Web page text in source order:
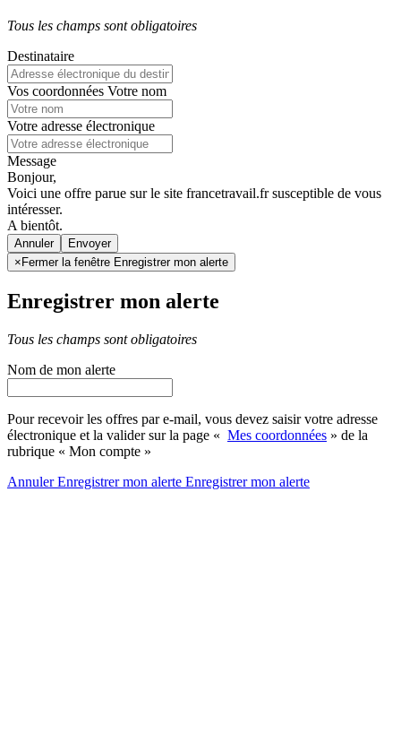
Tous les champs sont obligatoires
Destinataire
Vos coordonnées Votre nom
Votre adresse électronique
Message
Bonjour,
Voici une offre parue sur le site francetravail.fr susceptible de vous
intéresser.
A bientôt.
Annuler
× Fermer la fenêtre Enregistrer mon alerte
Enregistrer mon alerte
Tous les champs sont obligatoires
Nom de mon alerte
Pour recevoir les offres par e-mail, vous devez saisir votre adresse
électronique et la valider sur la page « Mes coordonnées » de la
rubrique « Mon compte »
AnnulerEnregistrer mon alerte Enregistrermon alerte